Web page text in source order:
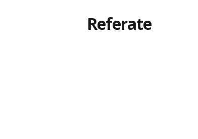
Referate